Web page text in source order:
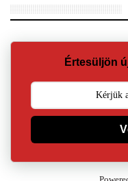
Értesüljön